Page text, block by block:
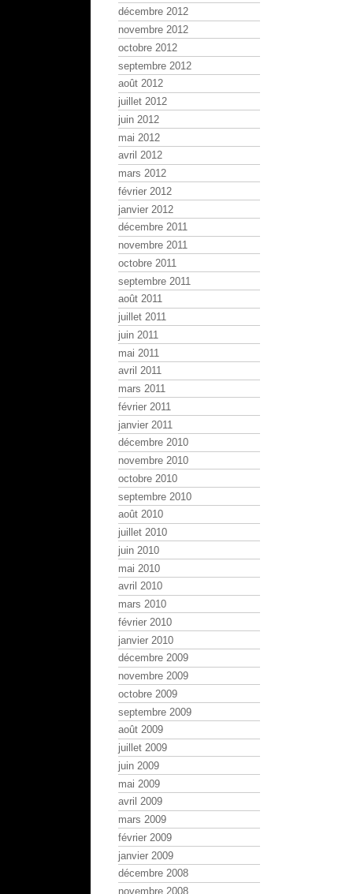
décembre 2012
novembre 2012
octobre 2012
septembre 2012
août 2012
juillet 2012
juin 2012
mai 2012
avril 2012
mars 2012
février 2012
janvier 2012
décembre 2011
novembre 2011
octobre 2011
septembre 2011
août 2011
juillet 2011
juin 2011
mai 2011
avril 2011
mars 2011
février 2011
janvier 2011
décembre 2010
novembre 2010
octobre 2010
septembre 2010
août 2010
juillet 2010
juin 2010
mai 2010
avril 2010
mars 2010
février 2010
janvier 2010
décembre 2009
novembre 2009
octobre 2009
septembre 2009
août 2009
juillet 2009
juin 2009
mai 2009
avril 2009
mars 2009
février 2009
janvier 2009
décembre 2008
novembre 2008